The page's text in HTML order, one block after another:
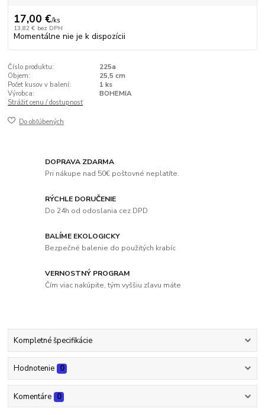
17,00 €/ks
13,82 € bez DPH
Momentálne nie je k dispozícii
Číslo produktu:
225a
Objem:
25,5 cm
Počet kusov v balení:
1 ks
Výrobca:
BOHEMIA
Strážiť cenu / dostupnosť
Do obľúbených
DOPRAVA ZDARMA
Pri nákupe nad 50€ poštovné neplatíte.
RÝCHLE DORUČENIE
Do 24h od odoslania cez DPD
BALÍME EKOLOGICKY
Bezpečné balenie do použitých krabíc
VERNOSTNÝ PROGRAM
Čím viac nakúpite, tým vyššiu zľavu máte
Kompletné špecifikácie
Hodnotenie 0
Komentáre 0